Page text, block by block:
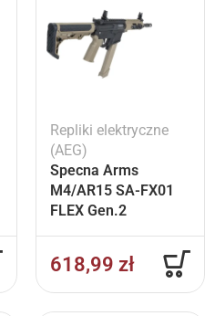
Repliki elektryczne
(AEG)
Specna Arms
M4/AR15 SA-FX01
FLEX Gen.2
szturmowy AEG 9″ –
Half-Tan
618,99zł